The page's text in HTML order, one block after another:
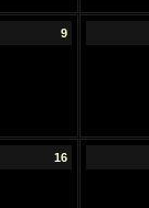
9
16